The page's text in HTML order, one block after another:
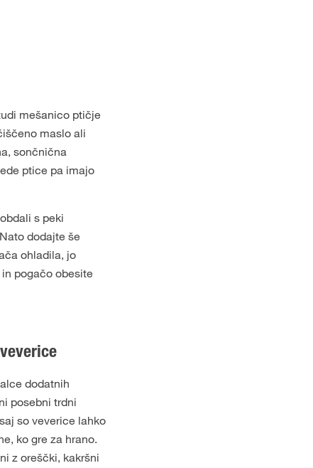
mešanico ptičje
maslo ali
sončnična
ptice pa imajo
s peki
dodajte še
ohladila, jo
pogačo obesite
dodatnih
posebni trdni
so veverice lahko
ko gre za hrano.
z oreščki, kakršni